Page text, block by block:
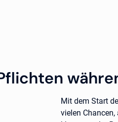
Mit dem Start
vielen